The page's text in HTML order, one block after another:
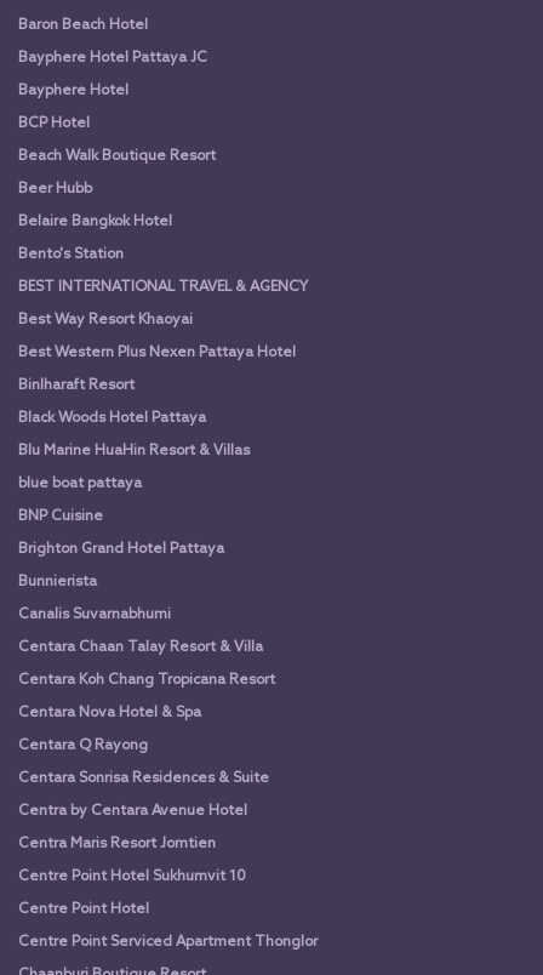
Baron Beach Hotel
Bayphere Hotel Pattaya JC
Bayphere Hotel
BCP Hotel
Beach Walk Boutique Resort
Beer Hubb
Belaire Bangkok Hotel
Bento's Station
BEST INTERNATIONAL TRAVEL & AGENCY
Best Way Resort Khaoyai
Best Western Plus Nexen Pattaya Hotel
Binlharaft Resort
Black Woods Hotel Pattaya
Blu Marine HuaHin Resort & Villas
blue boat pattaya
BNP Cuisine
Brighton Grand Hotel Pattaya
Bunnierista
Canalis Suvarnabhumi
Centara Chaan Talay Resort & Villa
Centara Koh Chang Tropicana Resort
Centara Nova Hotel & Spa
Centara Q Rayong
Centara Sonrisa Residences & Suite
Centra by Centara Avenue Hotel
Centra Maris Resort Jomtien
Centre Point Hotel Sukhumvit 10
Centre Point Hotel
Centre Point Serviced Apartment Thonglor